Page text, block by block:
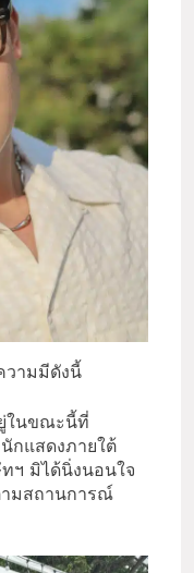
วามมีดังนี้
ในขณะนี้ที่
กแสดงภายใต้
ฯ มิได้นิ่งนอนใจ
มสถานการณ์